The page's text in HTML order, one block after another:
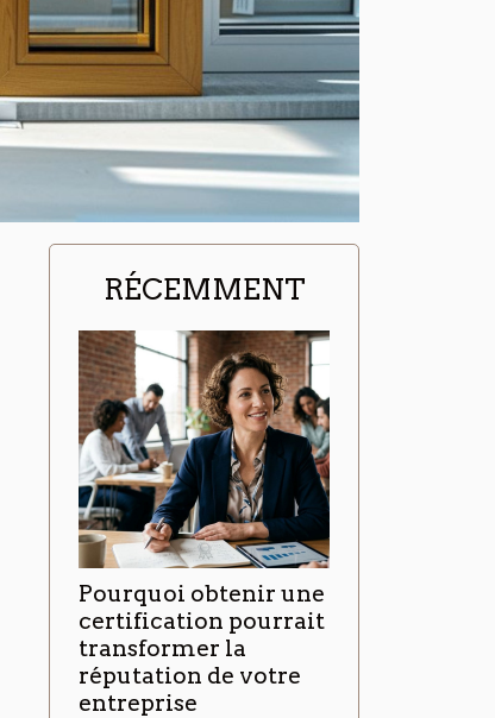
RÉCEMMENT
Pourquoi obtenir une
certification pourrait
transformer la
réputation de votre
entreprise